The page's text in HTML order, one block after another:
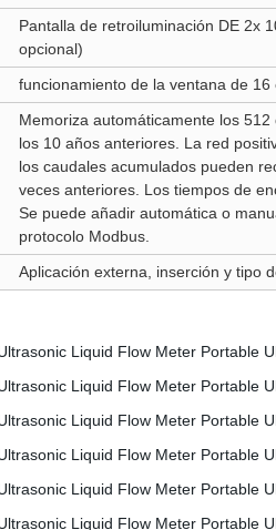
Pantalla de retroiluminación DE 2x
opcional)
funcionamiento de la ventana de 16
Memoriza automáticamente los
los 10 años anteriores. La red
los caudales acumulados pueden
veces anteriores. Los tiempos de
Se puede añadir automática o
protocolo Modbus.
Aplicación externa, inserción y tipo